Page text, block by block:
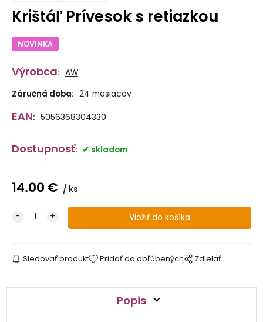
Krištáľ Prívesok s retiazkou
NOVINKA
Výrobca: AW
Záručná doba: 24 mesiacov
EAN: 5056368304330
Dostupnosť: skladom
14.00 € ks
Sledovať produkt Pridať do obľúbených Zdielať
Popis